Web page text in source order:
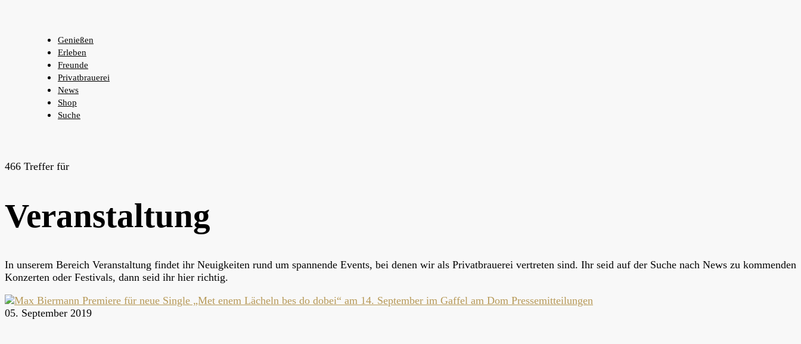
Genießen
Erleben
Freunde
Privatbrauerei
News
Shop
Suche
466 Treffer für
Veranstaltung
In unserem Bereich Veranstaltung findet ihr Neuigkeiten rund um spannende Events, bei denen wir als Privatbrauerei vertreten sind. Ihr seid auf der Suche nach News zu kommenden
Konzerten oder Festivals, dann seid ihr hier richtig.
Pressemitteilungen
05. September 2019